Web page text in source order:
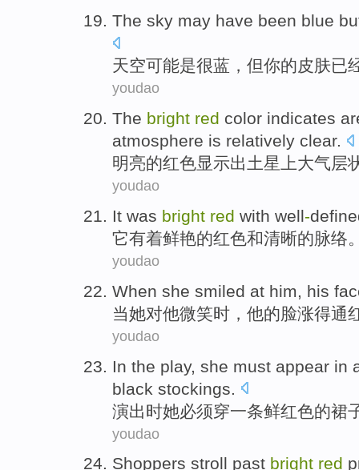
The sky may have been blue
天空可能是很蓝 ， 但你的皮肤已
youdao
The bright red color indicates
atmosphere is relatively clear.
明亮的红色显示出 土星 上大气层
youdao
It was bright red with well-
它有着鲜艳的红色和清晰的脉络
youdao
When she smiled at him, his
当她对他微笑时 ， 他的脸涨得通
youdao
In the play, she must appear in
black stockings
演出时她必须穿一条鲜红色的裙
youdao
Shoppers stroll past bright red